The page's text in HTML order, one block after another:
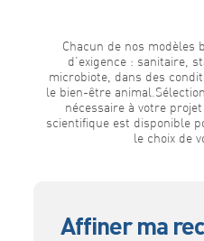
Chacun de nos modèles
d’exigence : sanitaire,
microbiote, dans des
le bien-être
nécessaire à votre
scientifique est disponible
le choix de
Affiner ma